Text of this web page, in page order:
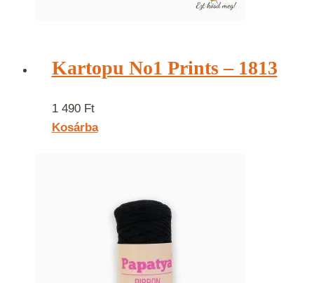
Kartopu No1 Prints – 1813
1 490 Ft
Kosárba